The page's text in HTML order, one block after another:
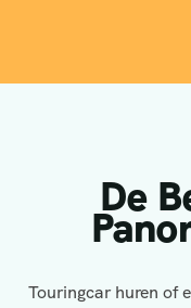
De
Touringcar huren of